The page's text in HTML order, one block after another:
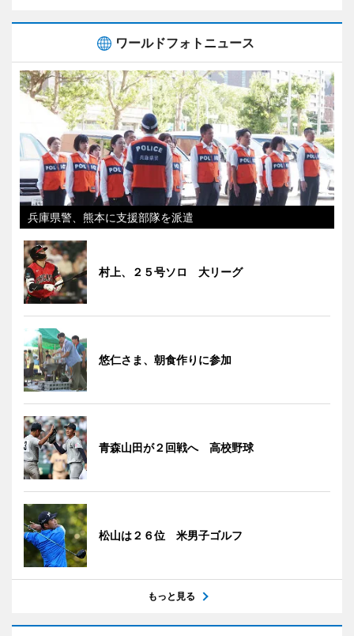
ワールドフォトニュース
兵庫県警、熊本に支援部隊を派遣
村上、２５号ソロ 大リーグ
悠仁さま、朝食作りに参加
青森山田が２回戦へ 高校野球
松山は２６位 米男子ゴルフ
もっと見る